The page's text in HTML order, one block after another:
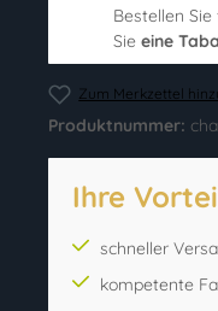
Bestellen
Sie eine
Zum Merkzettel
Produktnummer:
Ihre
schneller
kompetente